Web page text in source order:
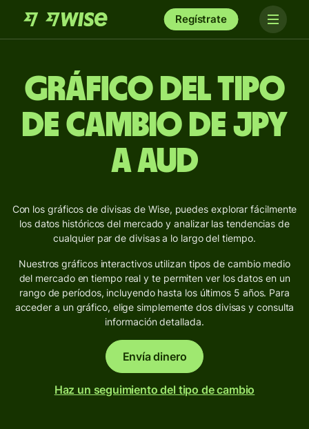
Regístrate
Gráfico del Tipo
de Cambio de JPY
a AUD
Con los gráficos de divisas de Wise, puedes explorar fácilmente
los datos históricos del mercado y analizar las tendencias de
cualquier par de divisas a lo largo del tiempo.
Nuestros gráficos interactivos utilizan tipos de cambio medio
del mercado en tiempo real y te permiten ver los datos en un
rango de períodos, incluyendo hasta los últimos 5 años. Para
acceder a un gráfico, elige simplemente dos divisas y consulta
información detallada.
Envía dinero
Haz un seguimiento del tipo de cambio